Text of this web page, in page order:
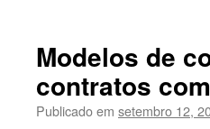
Modelos de
contratos
Publicado em setembro 12,